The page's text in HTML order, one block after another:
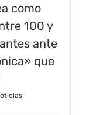
como
100 y
ante
que